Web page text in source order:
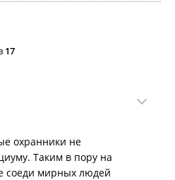
17
охранники не
Таким в пору на
соеди мирных людей